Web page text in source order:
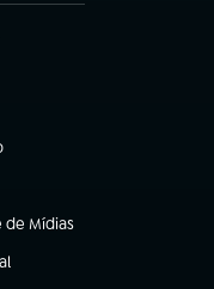
aba)
Mídias